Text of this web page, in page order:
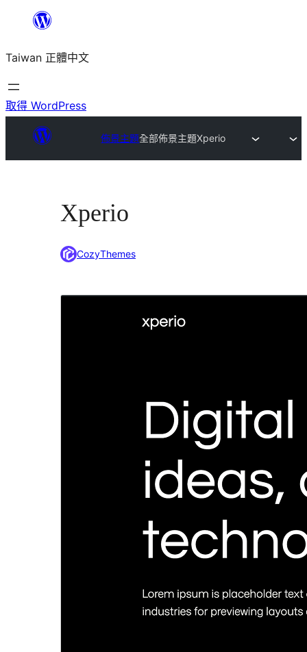
主
要
內
Taiwan 正體中文
取得 WordPress
佈景主題全部佈景主題Xperio
Xperio
CozyThemes